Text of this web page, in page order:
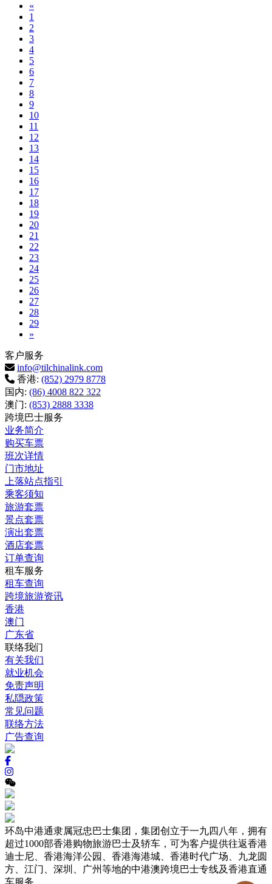
«
1
2
3
4
5
6
7
8
9
10
11
12
13
14
15
16
17
18
19
20
21
22
23
24
25
26
27
28
29
»
客户服务
info@tilchinalink.com
香港: (852) 2979 8778
国内: (86) 4008 822 322
澳门: (853) 2888 3338
跨境巴士服务
业务简介
购买车票
班次详情
门市地址
上落站点指引
乘客须知
旅游套票
景点套票
演出套票
酒店套票
订单查询
租车服务
租车查询
跨境旅游资讯
香港
澳门
广东省
联络我们
有关我们
就业机会
免责声明
私隠政策
常见问题
联络方法
广告查询
环岛中港通隶属冠忠巴士集团，集团创立于一九四八年，拥有
超过1000部香港购物旅游巴士及轿车，可为客户提供往返香港
迪士尼、香港海洋公园、香港海港城、香港时代广场、九龙圆
方、江门、深圳、广州等地的中港澳跨境巴士专线及香港直通